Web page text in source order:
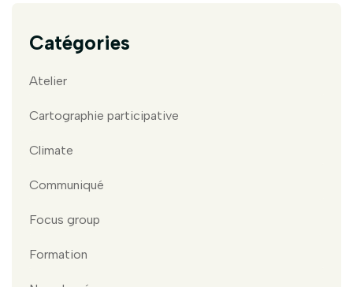
Catégories
Atelier
Cartographie participative
Climate
Communiqué
Focus group
Formation